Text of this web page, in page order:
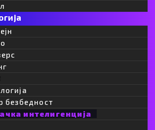
безбедност
интелигенција